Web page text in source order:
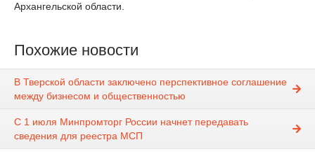
Архангельской области.
Похожие новости
В Тверской области заключено перспективное соглашение
между бизнесом и общественностью
С 1 июля Минпромторг России начнет передавать
сведения для реестра МСП